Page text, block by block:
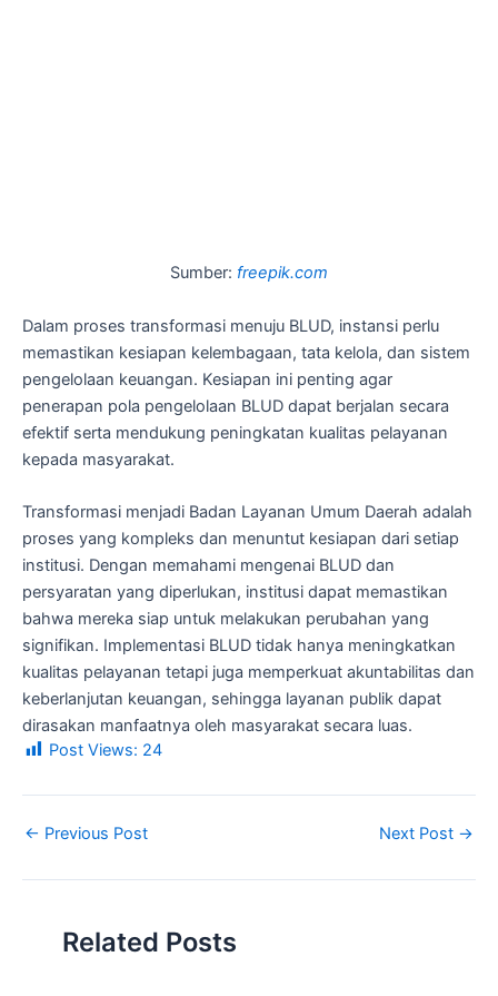
Sumber: freepik.com
Dalam proses transformasi menuju BLUD, instansi perlu
memastikan kesiapan kelembagaan, tata kelola, dan sistem
pengelolaan keuangan. Kesiapan ini penting agar
penerapan pola pengelolaan BLUD dapat berjalan secara
efektif serta mendukung peningkatan kualitas pelayanan
kepada masyarakat.
Transformasi menjadi Badan Layanan Umum Daerah adalah
proses yang kompleks dan menuntut kesiapan dari setiap
institusi. Dengan memahami mengenai BLUD dan
persyaratan yang diperlukan, institusi dapat memastikan
bahwa mereka siap untuk melakukan perubahan yang
signifikan. Implementasi BLUD tidak hanya meningkatkan
kualitas pelayanan tetapi juga memperkuat akuntabilitas dan
keberlanjutan keuangan, sehingga layanan publik dapat
dirasakan manfaatnya oleh masyarakat secara luas.
Post Views: 24
← Previous Post Next Post →
Related Posts